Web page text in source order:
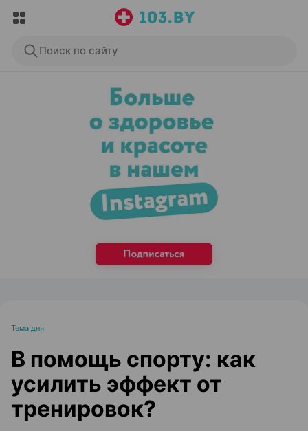
Поиск по сайту
ЭФФЕКТИВНАЯ РЕКЛАМА НА САЙТЕ
Тема дня
В помощь спорту: как
усилить эффект от
тренировок?